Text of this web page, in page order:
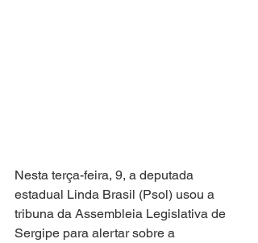
Nesta terça-feira, 9, a deputada
estadual Linda Brasil (Psol) usou a
tribuna da Assembleia Legislativa de
Sergipe para alertar sobre a